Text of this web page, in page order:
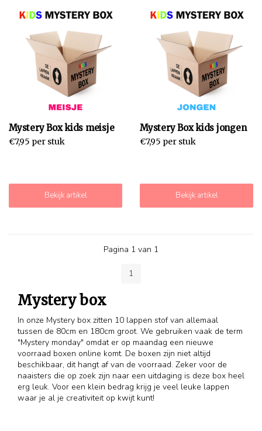
Mystery Box kids meisje
€7,95 per stuk
Bekijk artikel
Mystery Box kids jongen
€7,95 per stuk
Bekijk artikel
Pagina 1 van 1
1
Mystery box
In onze Mystery box zitten 10 lappen stof van allemaal
tussen de 80cm en 180cm groot. We gebruiken vaak de term
"Mystery monday" omdat er op maandag een nieuwe
voorraad boxen online komt. De boxen zijn niet altijd
beschikbaar, dit hangt af van de voorraad. Zeker voor de
naaisters die op zoek zijn naar een uitdaging is deze box heel
erg leuk. Voor een klein bedrag krijg je veel leuke lappen
waar je al je creativiteit op kwijt kunt!